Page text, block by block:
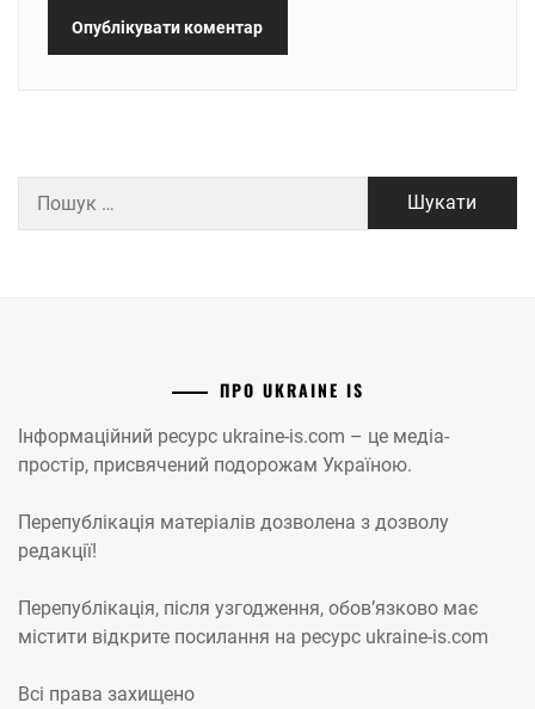
ПРО UKRAINE IS
Інформаційний ресурс ukraine-is.com – це медіа-
простір, присвячений подорожам Україною.
Перепублікація матеріалів дозволена з дозволу
редакції!
Перепублікація, після узгодження, обов’язково має
містити відкрите посилання на ресурс ukraine-is.com
Всі права захищено